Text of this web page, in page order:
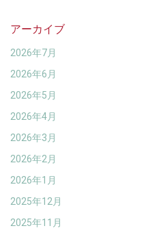
アーカイブ
2026年7月
2026年6月
2026年5月
2026年4月
2026年3月
2026年2月
2026年1月
2025年12月
2025年11月